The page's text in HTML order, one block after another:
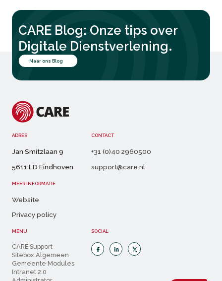
CARE Blog: Onze tips over
Digitale Dienstverlening.
Naar ons Blog
ADRES
Jan Smitzlaan 9
5611 LD Eindhoven
CONTACT
+31 (0)40 2960500
support@care.nl
MEER INFORMATIE
Website
Privacy policy
MENU
CARE Support
Sitebox Algemeen
Gemeente Modules
Intranet 2.0
SOCIAL